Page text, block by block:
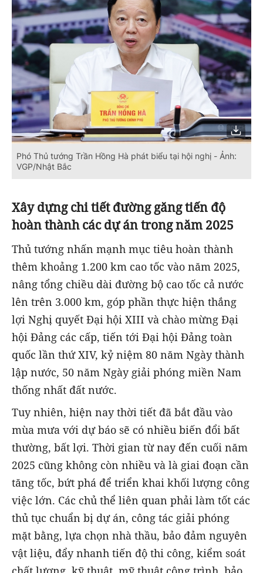
Phó Thủ tướng Trần Hồng Hà phát biểu tại hội nghị - Ảnh:
VGP/Nhật Bắc
Xây dựng chi tiết đường găng tiến độ
hoàn thành các dự án trong năm 2025
Thủ tướng nhấn mạnh mục tiêu hoàn thành
thêm khoảng 1.200 km cao tốc vào năm 2025,
nâng tổng chiều dài đường bộ cao tốc cả nước
lên trên 3.000 km, góp phần thực hiện thắng
lợi Nghị quyết Đại hội XIII và chào mừng Đại
hội Đảng các cấp, tiến tới Đại hội Đảng toàn
quốc lần thứ XIV, kỷ niệm 80 năm Ngày thành
lập nước, 50 năm Ngày giải phóng miền Nam
thống nhất đất nước.
Tuy nhiên, hiện nay thời tiết đã bắt đầu vào
mùa mưa với dự báo sẽ có nhiều biến đổi bất
thường, bất lợi. Thời gian từ nay đến cuối năm
2025 cũng không còn nhiều và là giai đoạn cần
tăng tốc, bứt phá để triển khai khối lượng công
việc lớn. Các chủ thể liên quan phải làm tốt các
thủ tục chuẩn bị dự án, công tác giải phóng
mặt bằng, lựa chọn nhà thầu, bảo đảm nguyên
vật liệu, đẩy nhanh tiến độ thi công, kiểm soát